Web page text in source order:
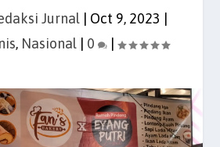
Jurnal| Oct 9, 2023
, Nasional| 0 |